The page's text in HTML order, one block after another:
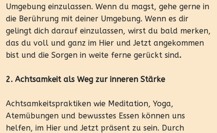
Umgebung einzulassen. Wenn du magst, gehe gerne in
die Berührung mit deiner Umgebung. Wenn es dir
gelingt dich darauf einzulassen, wirst du bald merken,
das du voll und ganz im Hier und Jetzt angekommen
bist und die Sorgen in weite ferne gerückt sind.
2. Achtsamkeit als Weg zur inneren Stärke
Achtsamkeitspraktiken wie Meditation, Yoga,
Atemübungen und bewusstes Essen können uns
helfen, im Hier und Jetzt präsent zu sein. Durch